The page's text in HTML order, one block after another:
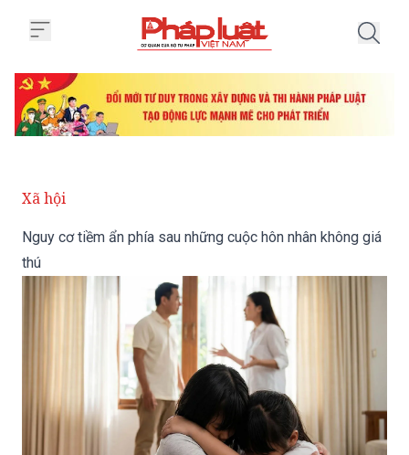
Xã hội
Nguy cơ tiềm ẩn phía sau những cuộc hôn nhân không giá
thú